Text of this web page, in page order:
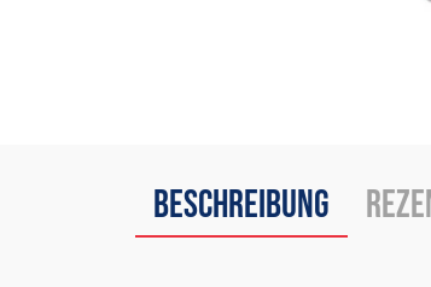
Beschreibung